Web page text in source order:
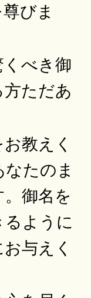
びま
べき御
ただあ
教えく
たのま
御名を
ように
与えく